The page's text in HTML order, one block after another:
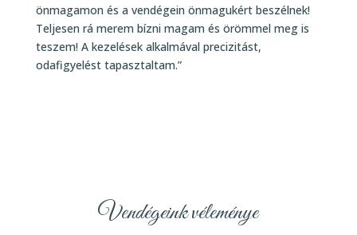
önmagamon és a vendégein önmagukért beszélnek!
Teljesen rá merem bízni magam és örömmel meg is
teszem! A kezelések alkalmával precizitást,
odafigyelést tapasztaltam.”
Vendégeink véleménye